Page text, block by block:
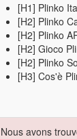
[H1] Plinko
[H2] Plinko
[H2] Plinko
[H2] Gioco
[H2] Plinko
[H3] Cos'è
Nous avons